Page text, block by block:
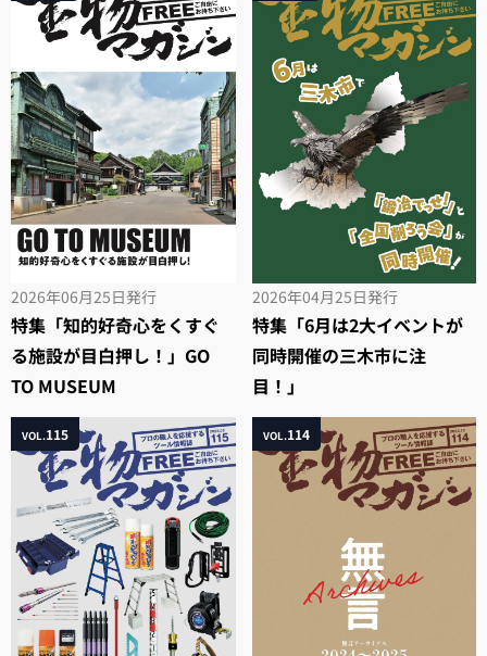
2026年06月25日発行
特集「知的好奇心をくすぐ
る施設が目白押し！」GO
TO MUSEUM
2026年04月25日発行
特集「6月は2大イベントが
同時開催の三木市に注
目！」
VOL.115 VOL.114